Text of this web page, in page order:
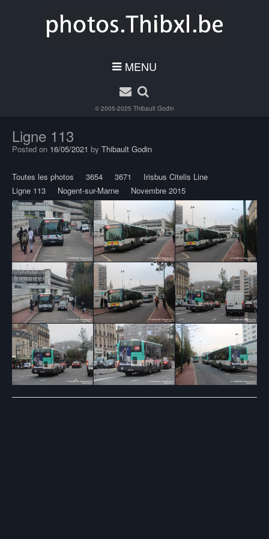
MENU
© 2005-2025 Thibault Godin
Ligne 113
Posted on 16/05/2021 by Thibault Godin
Toutes les photos 3654 3671
Irisbus Citelis Line
Ligne 113
Nogent-sur-Marne Novembre 2015
Post